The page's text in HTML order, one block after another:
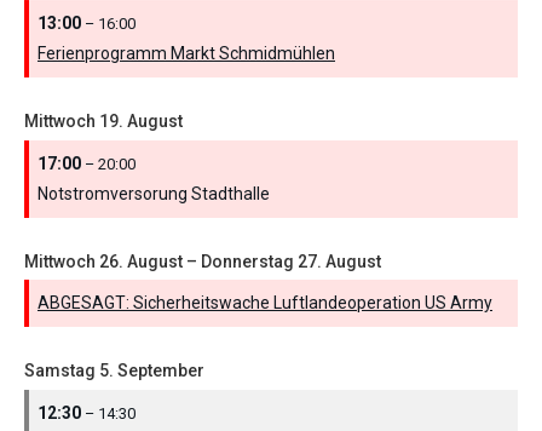
13:00 – 16:00
Ferienprogramm Markt Schmidmühlen
Mittwoch 19. August
17:00 – 20:00
Notstromversorung Stadthalle
Mittwoch 26. August – Donnerstag 27. August
ABGESAGT: Sicherheitswache Luftlandeoperation US Army
Samstag 5. September
12:30 – 14:30